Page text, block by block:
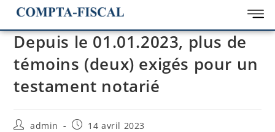
Depuis le 01.01.2023, plus de
témoins (deux) exigés pour un
testament notarié
admin 14 avril 2023